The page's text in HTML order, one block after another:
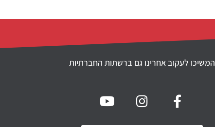
המשיכו לעקוב אחרינו גם ברשתות החברתיות